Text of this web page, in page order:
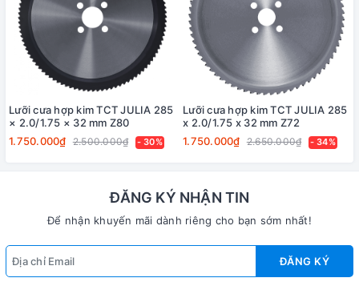
Lưỡi cưa hợp kim TCT JULIA 285
× 2.0/1.75 × 32 mm Z80
1.750.000₫ 2.500.000₫ - 30%
Lưỡi cưa hợp kim TCT JULIA 285
x 2.0/1.75 x 32 mm Z72
1.750.000₫ 2.650.000₫ - 34%
ĐĂNG KÝ NHẬN TIN
Để nhận khuyến mãi dành riêng cho bạn sớm nhất!
ĐĂNG KÝ